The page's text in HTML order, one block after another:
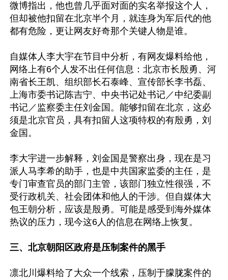
微博指出，他也曾几乎面对面的实名举报这个人，
但却被他扣留在北京半个月，就连身为军后代的他
都有危险，更让网友好奇那个关键人物是谁。
自媒体人李大宇在节目中分析，有网友爆料给他，
网络上有6个人发不出任何信息：北京市长殷勇、河
南省长王凯、组织部长石泰峰、宣传部长李书磊、
上海市委书记陈吉宁、中央书记处书记／中纪委副
书记／监察委主任刘金国。能够扣留在北京，这必
须是北京官员，具有扣留人这项特权的有殷勇，刘
金国。
李大宇进一步解释，刘金国是警察出身，现在是习
派人马李希的助手，也是中共国家监委的主任，是
专门审查官员的部门主管，该部门独立性很强，不
受行政机关、社会团体和他人的干涉。但自媒体大
包王朝分析，应该是殷勇。可能是感受到海外媒体
热议的压力，现今这6人的信息在网络上恢复。
三、北京朝阳区政府是压制案件的黑手
凛北川爆料给了大众一个线索，压制于朦胧案件的